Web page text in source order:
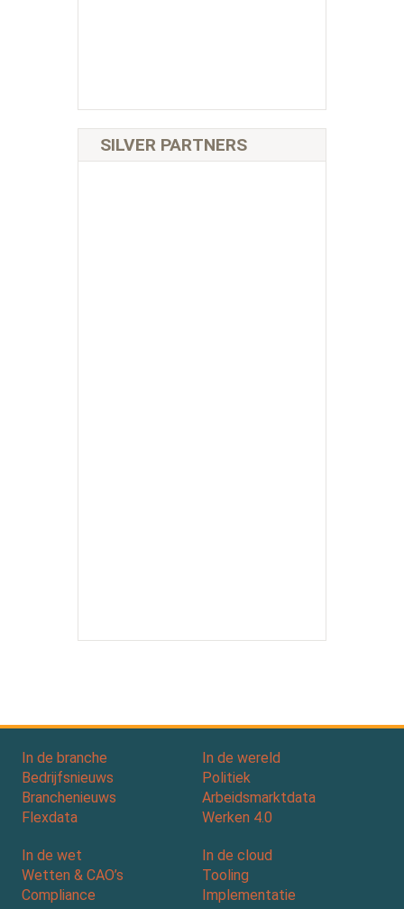
SILVER PARTNERS
In de branche
Bedrijfsnieuws
Branchenieuws
Flexdata
In de wereld
Politiek
Arbeidsmarktdata
Werken 4.0
In de wet
Wetten & CAO’s
Compliance
In de cloud
Tooling
Implementatie